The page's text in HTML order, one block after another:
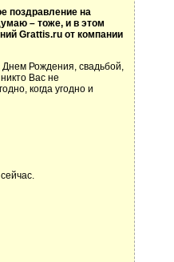
поздравление на
– тоже, и в этом
Grattis.ru от компании
Рождения, свадьбой,
Вас не
когда угодно и